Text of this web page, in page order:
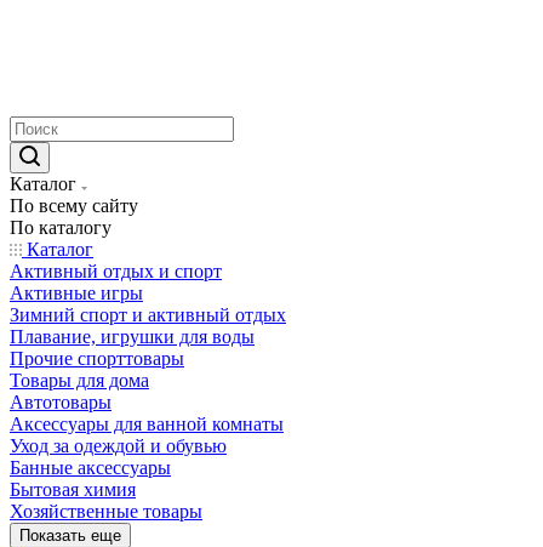
Каталог
По всему сайту
По каталогу
Каталог
Активный отдых и спорт
Активные игры
Зимний спорт и активный отдых
Плавание, игрушки для воды
Прочие спорттовары
Товары для дома
Автотовары
Аксессуары для ванной комнаты
Уход за одеждой и обувью
Банные аксессуары
Бытовая химия
Хозяйственные товары
Показать еще